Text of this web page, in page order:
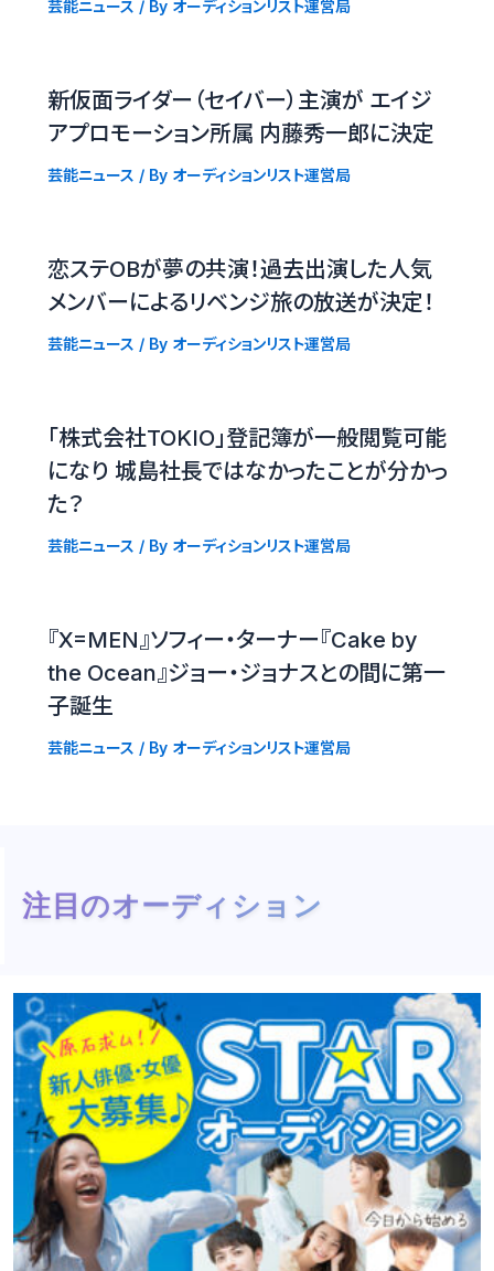
芸能ニュース / By オーディションリスト運営局
新仮面ライダー（セイバー）主演が エイジ
アプロモーション所属 内藤秀一郎に決定
芸能ニュース / By オーディションリスト運営局
恋ステOBが夢の共演！過去出演した人気
メンバーによるリベンジ旅の放送が決定！
芸能ニュース / By オーディションリスト運営局
「株式会社TOKIO」登記簿が一般閲覧可能
になり 城島社長ではなかったことが分かっ
た？
芸能ニュース / By オーディションリスト運営局
『X=MEN』ソフィー・ターナー『Cake by
the Ocean』ジョー・ジョナスとの間に第一
子誕生
芸能ニュース / By オーディションリスト運営局
注目のオーディション